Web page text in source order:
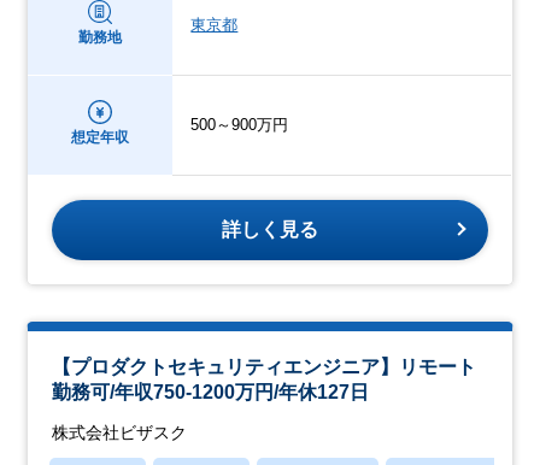
勤務地
東京都
想定年収
500～900万円
詳しく見る
【プロダクトセキュリティエンジニア】リモート
勤務可/年収750-1200万円/年休127日
株式会社ビザスク